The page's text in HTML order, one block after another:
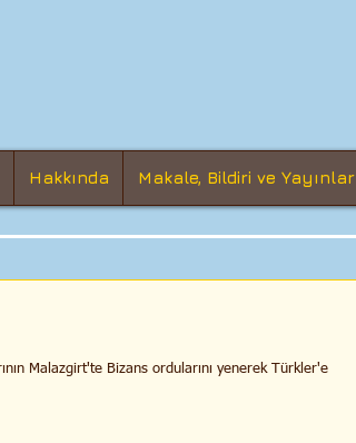
Hakkında Makale, Bildiri ve Yayınlar
Malazgirt'te Bizans ordularını yenerek Türkler'e